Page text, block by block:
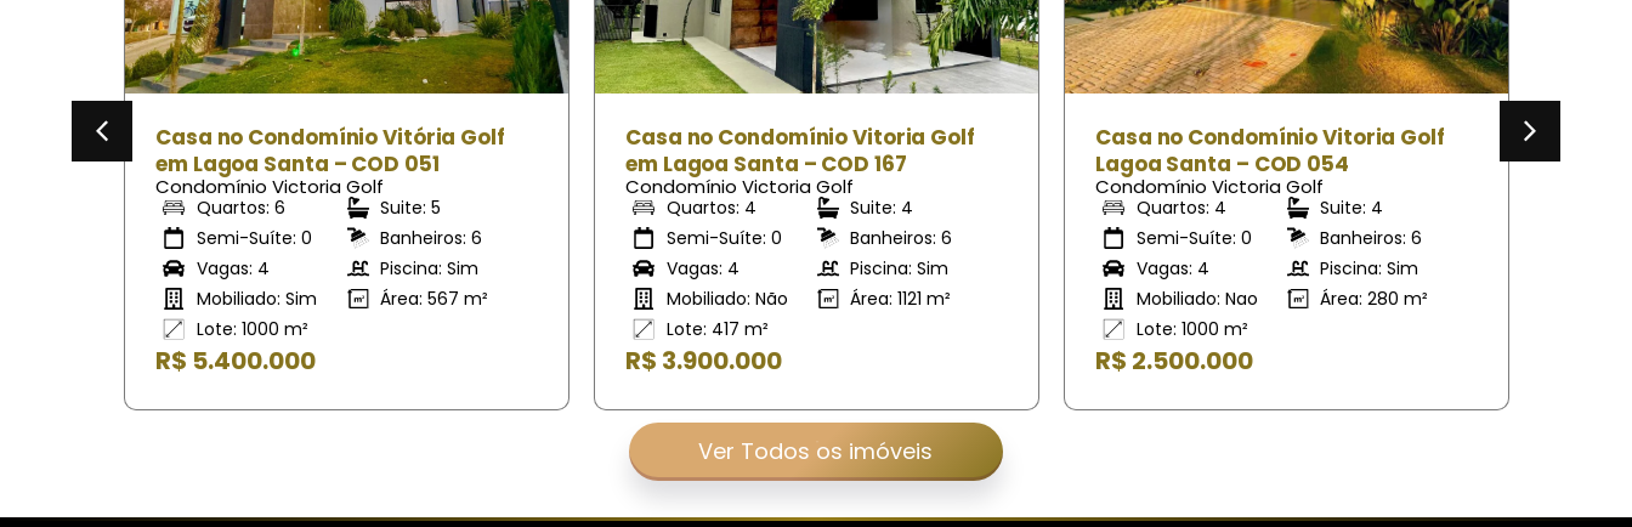
Casa no Condomínio Vitoria Golf
em Lagoa Santa – COD 167
Condomínio Victoria Golf
Quartos: 4
Semi-Suíte: 0
Vagas: 4
Mobiliado: Não
Lote: 417 m²
Suite: 4
Banheiros: 6
Piscina: Sim
Área: 1121 m²
R$ 3.900.000
Casa no Condomínio Vitoria Golf
Lagoa Santa – COD 054
Condomínio Victoria Golf
Quartos: 4
Semi-Suíte: 0
Vagas: 4
Mobiliado: Nao
Lote: 1000 m²
Suite: 4
Banheiros: 6
Piscina: Sim
Área: 280 m²
R$ 2.500.000
Casa no Condominio Vitória Golf
em Lagoa Santa – COD 248
Condomínio Victoria Golf
Quartos: 4
Semi-Suíte: 0
Vagas: 4
Mobiliado: Sim
Lote: 1000 m²
Suite: 4
Banheiros: 5
Piscina: Sim
Área: 325 m²
R$ 4.200.000
Ver Todos os imóveis